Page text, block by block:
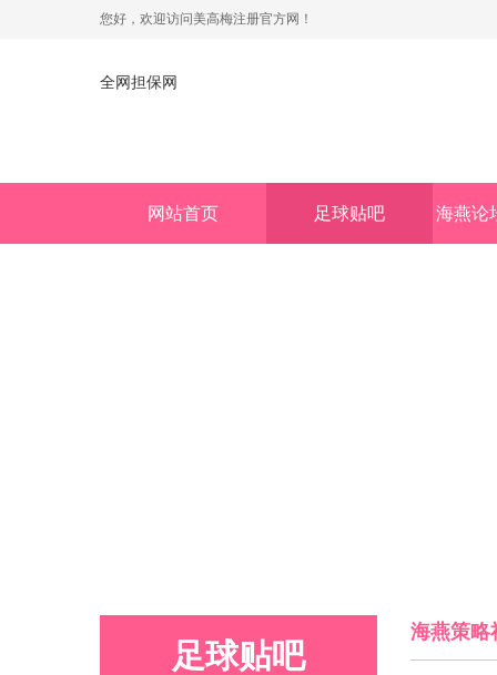
您好，欢迎访问美高梅注册官方网！
全网担保网
网站首页 足球贴吧 海燕论
足球贴吧
海燕策略